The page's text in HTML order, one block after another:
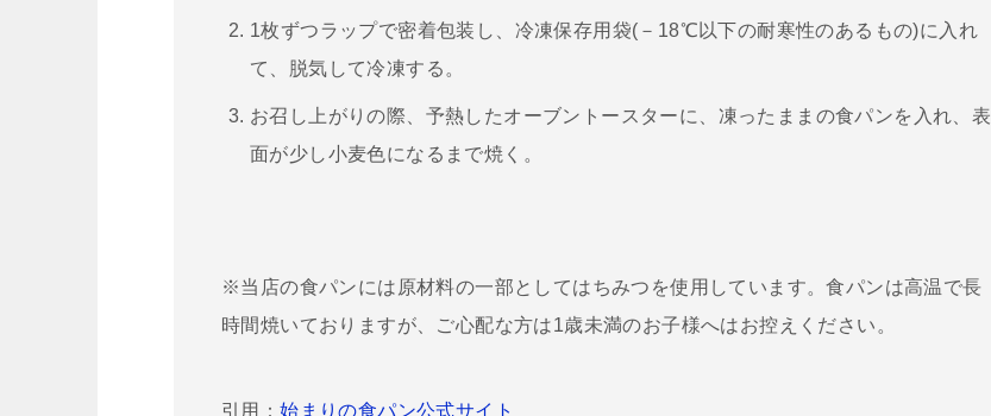
1枚ずつラップで密着包装し、冷凍保存用袋(－18℃以下の耐寒性のあるもの)に入れ
て、脱気して冷凍する。
お召し上がりの際、予熱したオーブントースターに、凍ったままの食パンを入れ、表
面が少し小麦色になるまで焼く。
※当店の食パンには原材料の一部としてはちみつを使用しています。食パンは高温で長
時間焼いておりますが、ご心配な方は1歳未満のお子様へはお控えください。
引用：始まりの食パン公式サイト